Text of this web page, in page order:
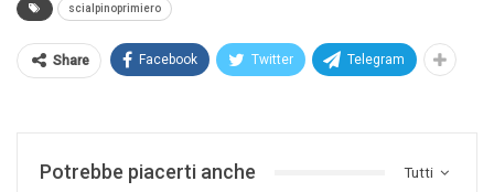
scialpinoprimiero
Share Facebook Twitter Telegram
Tutti
Potrebbe piacerti anche